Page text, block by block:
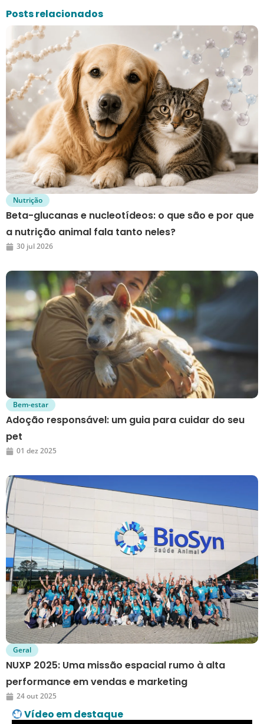
Posts relacionados
Nutrição
Beta-glucanas e nucleotídeos: o que são e por que
a nutrição animal fala tanto neles?
30 jul 2026
Bem-estar
Adoção responsável: um guia para cuidar do seu
pet
01 dez 2025
Geral
NUXP 2025: Uma missão espacial rumo à alta
performance em vendas e marketing
24 out 2025
Vídeo em destaque